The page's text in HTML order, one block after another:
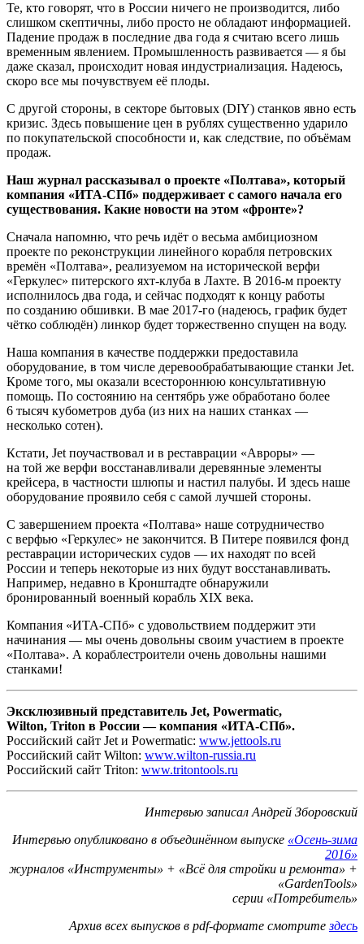
Те, кто говорят, что в России ничего не производится, либо
слишком скептичны, либо просто не обладают информацией.
Падение продаж в последние два года я считаю всего лишь
временным явлением. Промышленность развивается — я бы
даже сказал, происходит новая индустриализация. Надеюсь,
скоро все мы почувствуем её плоды.
С другой стороны, в секторе бытовых (DIY) станков явно есть
кризис. Здесь повышение цен в рублях существенно ударило
по покупательской способности и, как следствие, по объёмам
продаж.
Наш журнал рассказывал о проекте «Полтава», который
компания «ИТА-СПб» поддерживает с самого начала его
существования. Какие новости на этом «фронте»?
Сначала напомню, что речь идёт о весьма амбициозном
проекте по реконструкции линейного корабля петровских
времён «Полтава», реализуемом на исторической верфи
«Геркулес» питерского яхт-клуба в Лахте. В 2016‑м проекту
исполнилось два года, и сейчас подходят к концу работы
по созданию обшивки. В мае 2017‑го (надеюсь, график будет
чётко соблюдён) линкор будет торжественно спущен на воду.
Наша компания в качестве поддержки предоставила
оборудование, в том числе деревообрабатывающие станки Jet.
Кроме того, мы оказали всестороннюю консультативную
помощь. По состоянию на сентябрь уже обработано более
6 тысяч кубометров дуба (из них на наших станках —
несколько сотен).
Кстати, Jet поучаствовал и в реставрации «Авроры» —
на той же верфи восстанавливали деревянные элементы
крейсера, в частности шлюпы и настил палубы. И здесь наше
оборудование проявило себя с самой лучшей стороны.
С завершением проекта «Полтава» наше сотрудничество
с верфью «Геркулес» не закончится. В Питере появился фонд
реставрации исторических судов — их находят по всей
России и теперь некоторые из них будут восстанавливать.
Например, недавно в Кронштадте обнаружили
бронированный военный корабль XIX века.
Компания «ИТА-СПб» с удовольствием поддержит эти
начинания — мы очень довольны своим участием в проекте
«Полтава». А кораблестроители очень довольны нашими
станками!
Эксклюзивный представитель Jet, Powermatic,
Wilton, Triton в России — компания «ИТА-СПб».
Российский сайт Jet и Powermatic: www.jettools.ru
Российский сайт Wilton: www.wilton-russia.ru
Российский сайт Triton: www.tritontools.ru
Интервью записал Андрей Зборовский
Интервью опубликовано в объединённом выпуске «Осень-зима
2016»
журналов «Инструменты» + «Всё для стройки и ремонта» +
«GardenTools»
серии «Потребитель»
Архив всех выпусков в pdf-формате смотритездесь